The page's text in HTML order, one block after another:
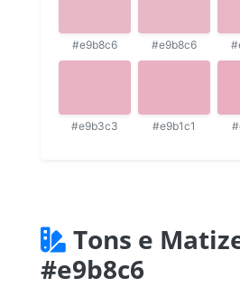
#e9b8c6 #e9b8c6
#e9b3c3 #e9b1c1
Tons e
#e9b8c6